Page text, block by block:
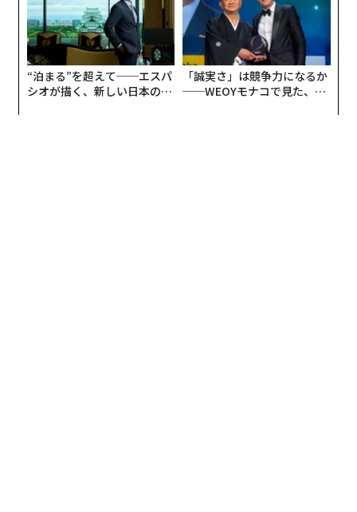
“泊まる”を超えて──エスパ
シオが描く、新しい日本のラ
「誠実さ」は競争力になるか
──WEOYモナコで見た、く